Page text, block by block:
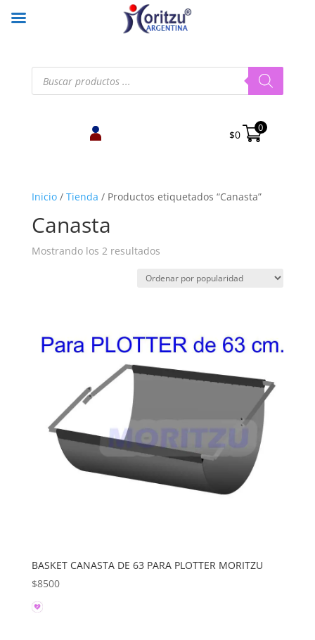
Búsqueda
productos
$0
0
Inicio/ Tienda / Productos etiquetados “Canasta”
Canasta
Mostrando los 2 resultadosOrdenado
popularidad
BASKET CANASTA DE 63 PARA PLOTTER MORITZU
$8500